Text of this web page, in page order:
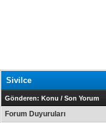
Sivilce
Gönderen: Konu / Son Yorum
Forum Duyuruları